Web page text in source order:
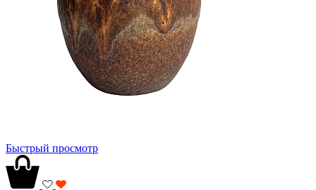
Быстрый просмотр